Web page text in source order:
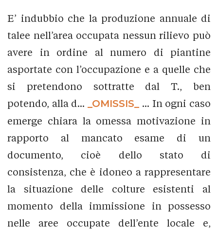
E’ indubbio che la produzione annuale di
talee nell’area occupata nessun rilievo può
avere in ordine al numero di piantine
asportate con l’occupazione e a quelle che
si pretendono sottratte dal T., ben
potendo, alla d...
_OMISSIS_
... In ogni caso
emerge chiara la omessa motivazione in
rapporto al mancato esame di un
documento, cioè dello stato di
consistenza, che è idoneo a rappresentare
la situazione delle colture esistenti al
momento della immissione in possesso
nelle aree occupate dell’ente locale e,